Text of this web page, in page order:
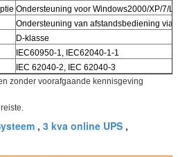
Ondersteuning voor Windows2000/XP/7/
Ondersteuning van afstandsbediening via
D-klasse
IEC60950-1, IEC62040-1-1
IEC 62040-2, IEC 62040-3
zonder voorafgaande kennisgeving
, 3 kva online UPS ,